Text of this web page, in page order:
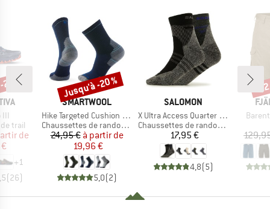
III
trail
réduit
de
+1
(26)
%
MARQUE
SMARTWOOL
Article
Hike Targeted Cushion Mid Crew Socks
Product group
Chaussettes de randonnée
Prix
24,95 € Prix réduit
à partir de
19,96 €
5,0(2)
Remise
Jusqu'à -20 %
MARQUE
SALOMON
Article
X Ultra Access Quarter 2-Pack
Product group
Chaussettes de randonnée
Prix
17,95 €
4,8(5)
Article
-